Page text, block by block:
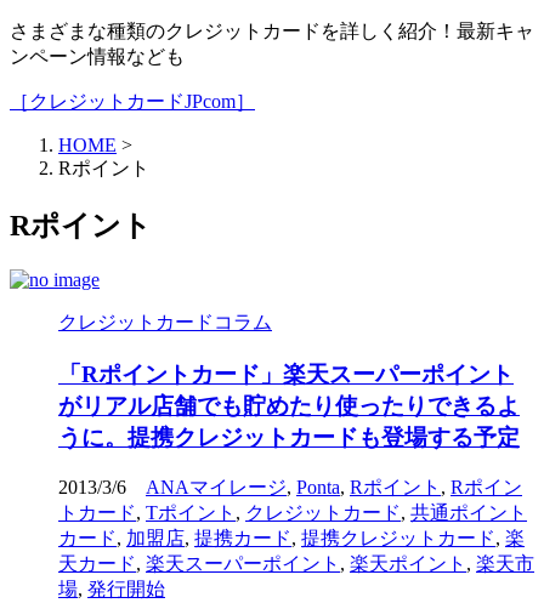
さまざまな種類のクレジットカードを詳しく紹介！最新キャ
ンペーン情報なども
［クレジットカードJPcom］
HOME >
Rポイント
Rポイント
クレジットカードコラム
「Rポイントカード」楽天スーパーポイント
がリアル店舗でも貯めたり使ったりできるよ
うに。提携クレジットカードも登場する予定
2013/3/6 ANAマイレージ, Ponta, Rポイント , Rポイン
トカード, Tポイント , クレジットカード, 共通ポイント
カード, 加盟店, 提携カード, 提携クレジットカード, 楽
天カード, 楽天スーパーポイント , 楽天ポイント , 楽天市
場, 発行開始